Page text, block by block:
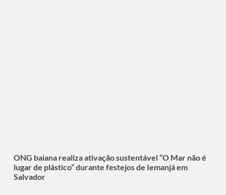
ONG baiana realiza ativação sustentável “O Mar não é
lugar de plástico” durante festejos de Iemanjá em
Salvador